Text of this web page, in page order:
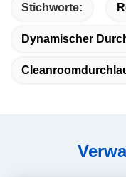
Stichworte:
Dynamischer